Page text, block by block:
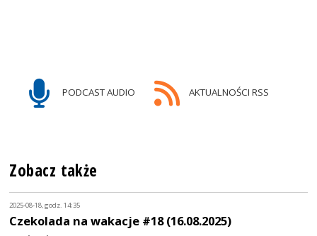
PODCAST AUDIO AKTUALNOŚCI RSS
Zobacz także
2025-08-18, godz. 14:35
Czekolada na wakacje #18 (16.08.2025)